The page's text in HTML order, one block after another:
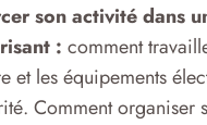
son activité dans
: comment
et les équipements
Comment organiser